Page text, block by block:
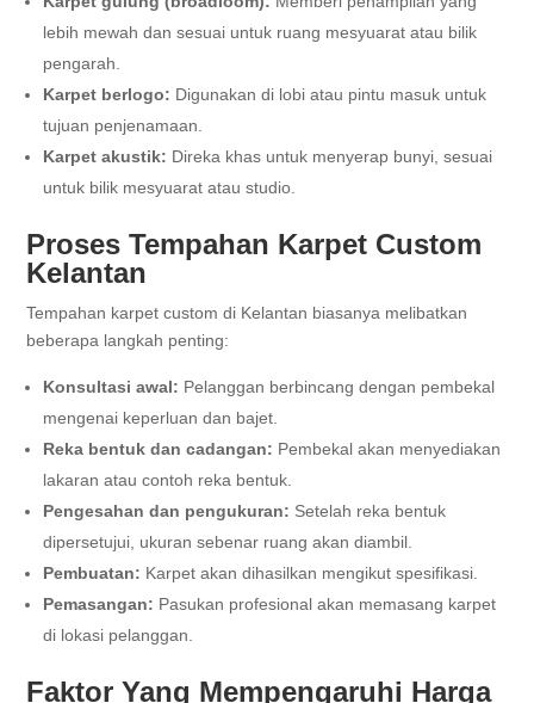
lebih mewah dan sesuai untuk ruang mesyuarat atau bilik
pengarah.
Karpet berlogo: Digunakan di lobi atau pintu masuk untuk
tujuan penjenamaan.
Karpet akustik: Direka khas untuk menyerap bunyi, sesuai
untuk bilik mesyuarat atau studio.
Proses Tempahan Karpet Custom
Kelantan
Tempahan karpet custom di Kelantan biasanya melibatkan
beberapa langkah penting:
Konsultasi awal: Pelanggan berbincang dengan pembekal
mengenai keperluan dan bajet.
Reka bentuk dan cadangan: Pembekal akan menyediakan
lakaran atau contoh reka bentuk.
Pengesahan dan pengukuran: Setelah reka bentuk
dipersetujui, ukuran sebenar ruang akan diambil.
Pembuatan: Karpet akan dihasilkan mengikut spesifikasi.
Pemasangan: Pasukan profesional akan memasang karpet
di lokasi pelanggan.
Faktor Yang Mempengaruhi Harga